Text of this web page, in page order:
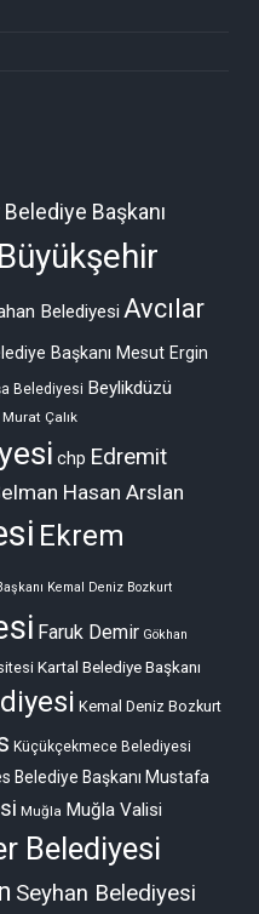
Başkanı
Belediyesi Avcılar
Başkanı Mesut Ergin
Belediyesi Beylikdüzü
Çalık
chp Edremit
Hasan Arslan
Ekrem
Kemal Deniz Bozkurt
Faruk Demir Gökhan
Kartal Belediye Başkanı
Kemal Deniz Bozkurt
Küçükçekmece Belediyesi
Belediye Başkanı Mustafa
Muğla Muğla Valisi
Belediyesi
Seyhan Belediyesi